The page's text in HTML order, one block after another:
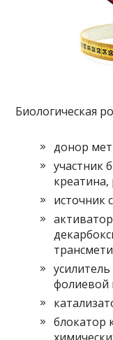
Биологическая
донор
участник
источник
фолиевой
блокатор